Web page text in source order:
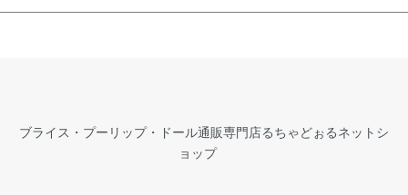
ブライス・プーリップ・ドール通販専門店るちゃどぉるネットシ
ョップ